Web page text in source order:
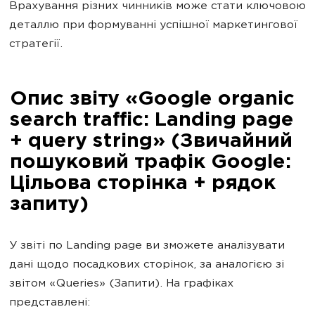
Врахування різних чинників може стати ключовою
деталлю при формуванні успішної маркетингової
стратегії.
Опис звіту «Google organic
search traffic: Landing page
+ query string» (Звичайний
пошуковий трафік Google:
Цільова сторінка + рядок
запиту)
У звіті по Landing page ви зможете аналізувати
дані щодо посадкових сторінок, за аналогією зі
звітом «Queries» (Запити). На графіках
представлені: